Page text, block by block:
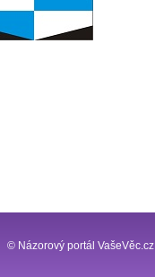
© Názorový portál VašeVěc.cz